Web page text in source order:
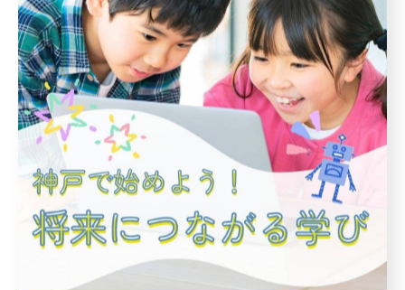
学びの見える化：作品や記録で成長が確認できる
か
体験の質：プログラミング体験で子どもが笑顔で
帰ってくるか
安心感：講師の説明と教室ルールが明確か
「プログラミング」「プログラミング教室」「ロボッ
ト」「ものづくり」という軸で、家庭の目標と合致して
いるかを見極めましょう。
5. 家庭でできる準備と継続のコツ